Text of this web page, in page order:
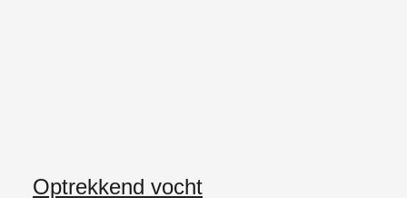
Optrekkend vocht